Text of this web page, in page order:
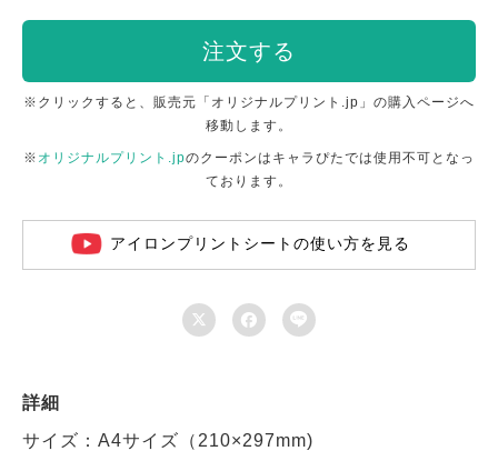
注文する
※クリックすると、販売元「オリジナルプリント.jp」の購入ページへ
移動します。
※ オリジナルプリント.jpのクーポンはキャラぴたでは使用不可となっ
ております。
アイロンプリントシートの使い方を見る
  
詳細
サイズ：A4サイズ（210×297mm)